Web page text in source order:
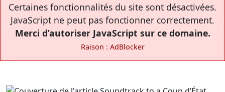
Certaines fonctionnalités du site sont désactivées.
JavaScript ne peut pas fonctionner correctement.
Merci d’autoriser JavaScript sur ce domaine.
Raison : AdBlocker